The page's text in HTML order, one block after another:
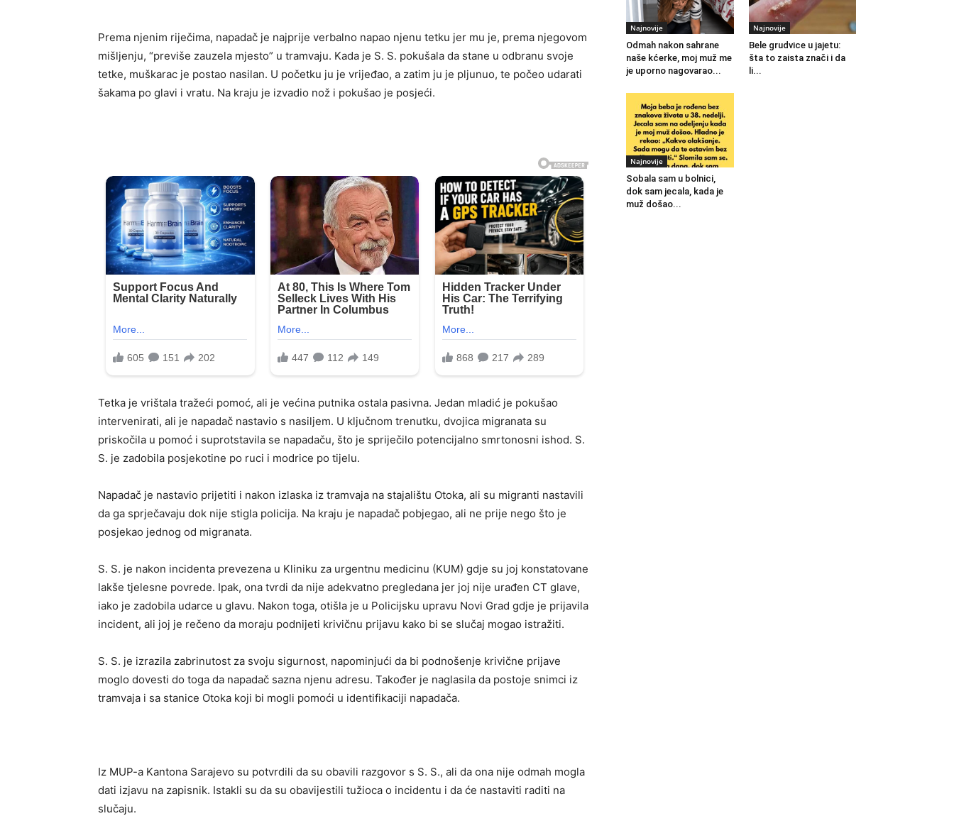
Prema njenim riječima, napadač je najprije verbalno napao njenu tetku jer mu je, prema njegovom
mišljenju, “previše zauzela mjesto” u tramvaju. Kada je S. S. pokušala da stane u odbranu svoje
tetke, muškarac je postao nasilan. U početku ju je vrijeđao, a zatim ju je pljunuo, te počeo udarati
šakama po glavi i vratu. Na kraju je izvadio nož i pokušao je posjeći.
Tetka je vrištala tražeći pomoć, ali je većina putnika ostala pasivna. Jedan mladić je pokušao
intervenirati, ali je napadač nastavio s nasiljem. U ključnom trenutku, dvojica migranata su
priskočila u pomoć i suprotstavila se napadaču, što je spriječilo potencijalno smrtonosni ishod. S.
S. je zadobila posjekotine po ruci i modrice po tijelu.
Napadač je nastavio prijetiti i nakon izlaska iz tramvaja na stajalištu Otoka, ali su migranti nastavili
da ga sprječavaju dok nije stigla policija. Na kraju je napadač pobjegao, ali ne prije nego što je
posjekao jednog od migranata.
S. S. je nakon incidenta prevezena u Kliniku za urgentnu medicinu (KUM) gdje su joj konstatovane
lakše tjelesne povrede. Ipak, ona tvrdi da nije adekvatno pregledana jer joj nije urađen CT glave,
iako je zadobila udarce u glavu. Nakon toga, otišla je u Policijsku upravu Novi Grad gdje je prijavila
incident, ali joj je rečeno da moraju podnijeti krivičnu prijavu kako bi se slučaj mogao istražiti.
S. S. je izrazila zabrinutost za svoju sigurnost, napominjući da bi podnošenje krivične prijave
moglo dovesti do toga da napadač sazna njenu adresu. Također je naglasila da postoje snimci iz
tramvaja i sa stanice Otoka koji bi mogli pomoći u identifikaciji napadača.
Iz MUP-a Kantona Sarajevo su potvrdili da su obavili razgovor s S. S., ali da ona nije odmah mogla
dati izjavu na zapisnik. Istakli su da su obavijestili tužioca o incidentu i da će nastaviti raditi na
slučaju.
Najnovije
Odmah nakon sahrane
naše kćerke, moj muž me
je uporno nagovarao...
Najnovije
Bele grudvice u jajetu:
šta to zaista znači i da
li...
Najnovije
Sobala sam u bolnici,
dok sam jecala, kada je
muž došao...